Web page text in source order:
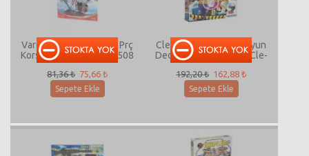
Vardem Best Lock 191 Prç
Korsan Gemisi Lego 16508
81,36 ₺ 75,66 ₺
Sepete Ekle
Clementonı Bilim ve Oyun
Dedektif Laboratuvarı Cle-
64444
192,20 ₺ 162,88 ₺
Sepete Ekle